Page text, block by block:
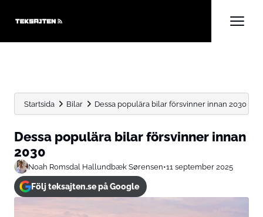
Startsida Bilar Dessa populära bilar försvinner innan 2030
Dessa populära bilar försvinner innan
2030
Noah Romsdal Hallundbæk Sørensen•11 september 2025
Följ teksajten.se på Google